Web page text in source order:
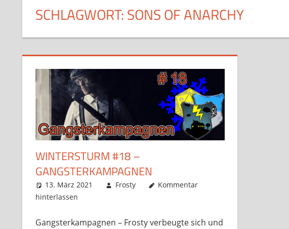
SCHLAGWORT:SONS OF ANARCHY
WINTERSTURM #18 –
GANGSTERKAMPAGNEN
13. März 2021 Frosty
Kommentar
hinterlassen
Gangsterkampagnen – Frosty verbeugte sich und